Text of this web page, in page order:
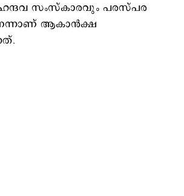
സംസ്കാരവും പരസ്പര
ആകാൻക്ഷ